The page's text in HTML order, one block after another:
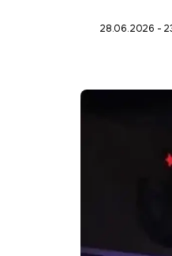
28.06.2026 -